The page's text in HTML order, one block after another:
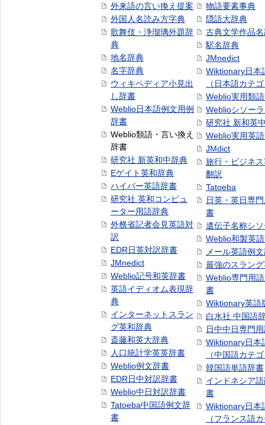
外来語の言い換え提案
外国人名読み方字典
歌舞伎・浄瑠璃外題辞
典
地名辞典
名字辞典
ウィキペディア小見出
し辞書
Weblio日本語例文用例
辞書
Weblio類語・言い換え
辞書
研究社 新英和中辞典
Eゲイト英和辞典
ハイパー英語辞書
研究社 英和コンピュ
ーター用語辞典
外務省記者会見英語対
訳
EDR日英対訳辞書
JMnedict
Weblio記号和英辞書
英語イディオム表現辞
典
インターネットスラン
グ英和辞典
斎藤和英大辞典
人口統計学英英辞書
Weblio例文辞書
EDR日中対訳辞書
Weblio中日対訳辞書
Tatoeba中国語例文辞
書
物語要素事典
隠語大辞典
古典文学作品
駅名辞典
JMnedict
Wiktionary日本
（日本語カテ
Weblio実用類
Weblioシソー
研究社 新和英
Weblio実用英
JMdict
旅行・ビジネ
翻訳
Tatoeba
日英・英日専
書
遺伝子名称シ
Weblio和製英
メール英語例
最強のスラン
Weblio専門用
書
Wiktionary英語
白水社 中国語
日中中日専門
Wiktionary日本
（中国語カテ
韓国語単語辞書
インドネシア
書
Wiktionary日本
（フランス語